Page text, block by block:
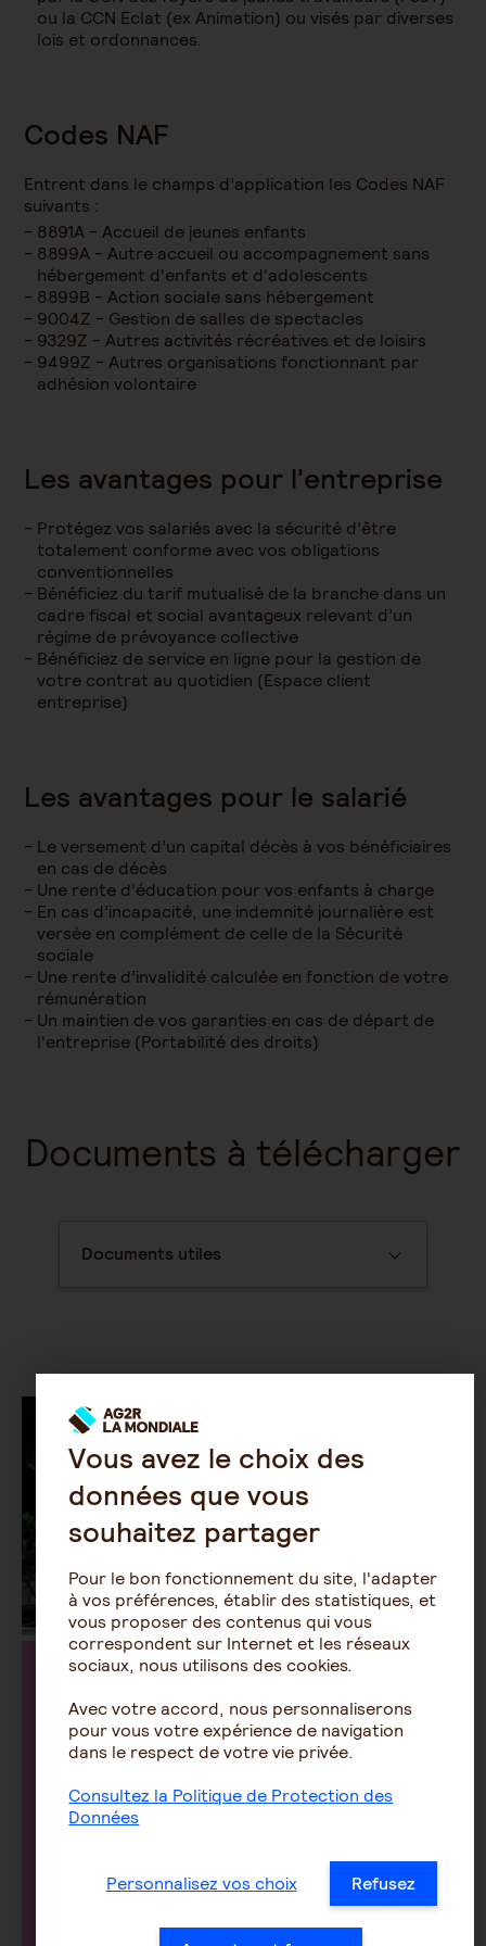
ou la CCN Eclat (ex Animation) ou visés par diverses
lois et ordonnances.
Codes NAF
Entrent dans le champs d’application les Codes NAF
suivants :
8891A - Accueil de jeunes enfants
8899A - Autre accueil ou accompagnement sans
hébergement d'enfants et d'adolescents
8899B - Action sociale sans hébergement
9004Z - Gestion de salles de spectacles
9329Z - Autres activités récréatives et de loisirs
9499Z - Autres organisations fonctionnant par
adhésion volontaire
Les avantages pour l'entreprise
Protégez vos salariés avec la sécurité d’être
totalement conforme avec vos obligations
conventionnelles
Bénéficiez du tarif mutualisé de la branche dans un
cadre fiscal et social avantageux relevant d’un
régime de prévoyance collective
Bénéficiez de service en ligne pour la gestion de
votre contrat au quotidien (Espace client
entreprise)
Les avantages pour le salarié
Le versement d’un capital décès à vos bénéficiaires
en cas de décès
Une rente d’éducation pour vos enfants à charge
En cas d’incapacité, une indemnité journalière est
versée en complément de celle de la Sécurité
sociale
Une rente d’invalidité calculée en fonction de votre
rémunération
Un maintien de vos garanties en cas de départ de
l'entreprise (Portabilité des droits)
Documents à télécharger
Documents utiles
Nous vous
accompagnons et vous
conseillons en cas de
Votre accord de branche vous permet
de bénéficier d’aides sociales
Vous avez le choix des
données que vous
souhaitez partager
Pour le bon fonctionnement du site, l'adapter
à vos préférences, établir des statistiques, et
vous proposer des contenus qui vous
correspondent sur Internet et les réseaux
sociaux, nous utilisons des cookies.
Avec votre accord, nous personnaliserons
pour vous votre expérience de navigation
dans le respect de votre vie privée.
Consultez la Politique de Protection des
Données
Personnalisez vos choix Refusez